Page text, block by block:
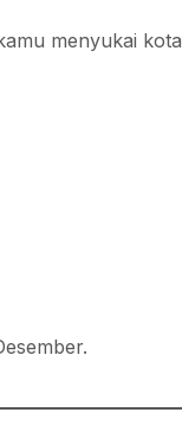
menyukai kota